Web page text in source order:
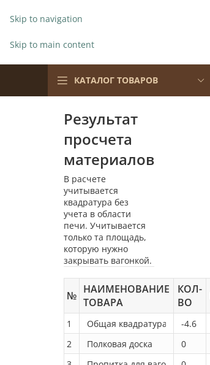
Skip to navigation
Skip to main content
КАТАЛОГ ТОВАРОВ
Результат
просчета
материалов
В расчете
учитывается
квадратура без
учета в области
печи. Учитывается
только та площадь,
которую нужно
закрывать вагонкой.
№ НАИМЕНОВАНИЕ
ТОВАРА
КОЛ-
ВО